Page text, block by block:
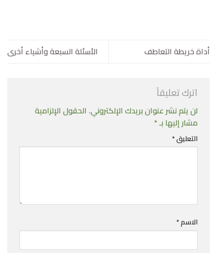
أداة خريطة التعاطف الأسئلة السبعة وأشياء أخرى
اترك تعليقاً
لن يتم نشر عنوان بريدك الإلكتروني. الحقول الإلزامية
مشار إليها بـ*
التعليق*
الاسم*